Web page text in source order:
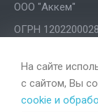
ООО "Аккем"
ОГРН
Номер в
Политика
На сайте
с сайтом, Вы
cookie и